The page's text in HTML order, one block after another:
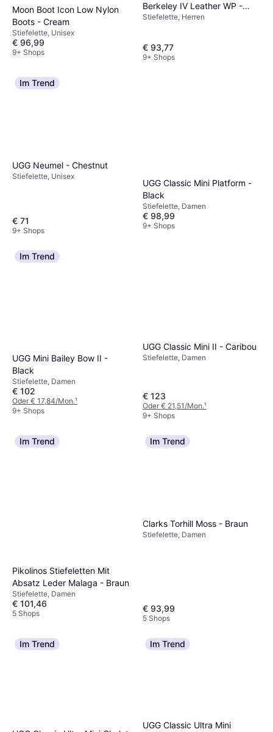
Moon Boot Icon Low Nylon
Boots - Cream
Stiefelette, Unisex
€ 96,99
9+ Shops
Berkeley IV Leather WP -
Braun
Stiefelette, Herren
€ 93,77
9+ Shops
Im Trend
UGG Neumel - Chestnut
Stiefelette, Unisex
€ 71
9+ Shops
UGG Classic Mini Platform -
Black
Stiefelette, Damen
€ 98,99
9+ Shops
Im Trend
UGG Mini Bailey Bow II -
Black
Stiefelette, Damen
€ 102
Oder € 17,84/Mon.¹
9+ Shops
UGG Classic Mini II - Caribou
Stiefelette, Damen
€ 123
Oder € 21,51/Mon.¹
9+ Shops
Im Trend
Pikolinos Stiefeletten Mit
Absatz Leder Malaga - Braun
Stiefelette, Damen
€ 101,46
5 Shops
Im Trend
Clarks Torhill Moss - Braun
Stiefelette, Damen
€ 93,99
5 Shops
Im Trend Im Trend
UGG Classic Ultra Mini